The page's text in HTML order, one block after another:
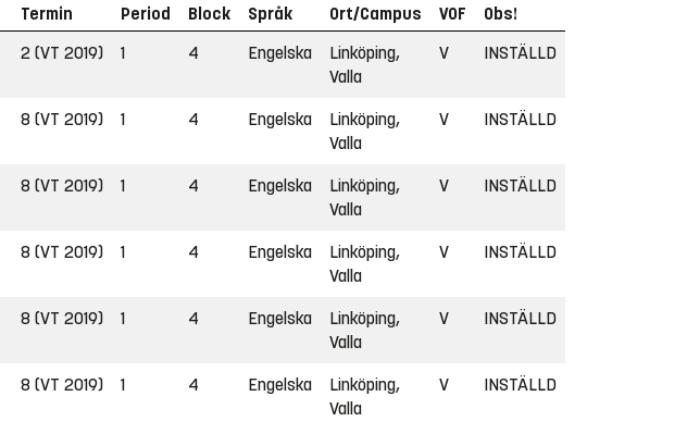
Termin Period Block Språk Ort/Campus VOF
Obs!
2 (VT 2019) 1 4 Engelska
Linköping,
Valla
V INSTÄLLD
8 (VT 2019) 1 4 Engelska
Linköping,
Valla
V INSTÄLLD
8 (VT 2019) 1 4 Engelska
Linköping,
Valla
V INSTÄLLD
8 (VT 2019) 1 4 Engelska
Linköping,
Valla
V INSTÄLLD
8 (VT 2019) 1 4 Engelska
Linköping,
Valla
V INSTÄLLD
8 (VT 2019) 1 4 Engelska
Linköping,
Valla
V INSTÄLLD